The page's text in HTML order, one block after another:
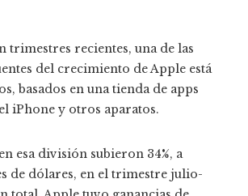
trimestres recientes, una de las
del crecimiento de Apple está
basados en una tienda de apps
iPhone y otros aparatos.
esa división subieron 34%, a
de dólares, en el trimestre julio-